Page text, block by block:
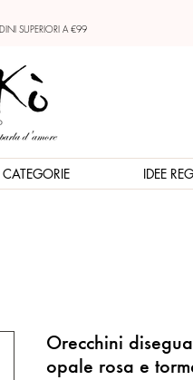
SUPERIORI A €99
CATEGORIE IDEE
Orecchini
opale rosa e